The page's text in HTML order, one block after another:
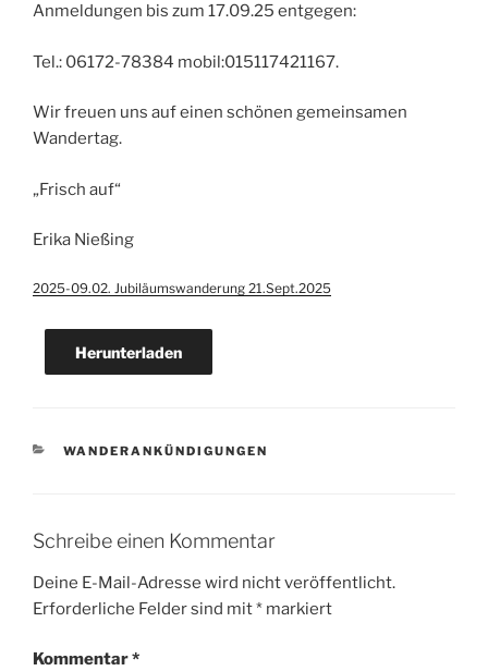
Anmeldungen bis zum 17.09.25 entgegen:
Tel.: 06172-78384 mobil:015117421167.
Wir freuen uns auf einen schönen gemeinsamen
Wandertag.
„Frisch auf“
Erika Nießing
2025-09.02. Jubiläumswanderung 21.Sept.2025
Herunterladen
KATEGORIEN
WANDERANKÜNDIGUNGEN
Schreibe einen Kommentar
Deine E-Mail-Adresse wird nicht veröffentlicht.
Erforderliche Felder sind mit* markiert
Kommentar*